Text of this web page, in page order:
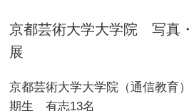
京都芸術大学大学院 写真
展
京都芸術大学大学院（通信教育
期生 有志13名